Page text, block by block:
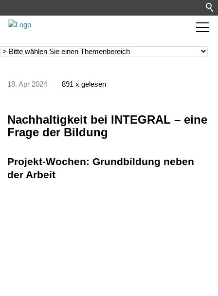
18. Apr 2024 891 x gelesen
Nachhaltigkeit bei INTEGRAL – eine
Frage der Bildung
Projekt-Wochen: Grundbildung neben
der Arbeit